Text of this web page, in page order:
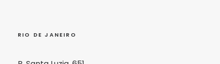
RIO DE JANEIRO